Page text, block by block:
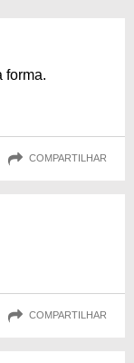
forma.
COMPARTILHAR
COMPARTILHAR